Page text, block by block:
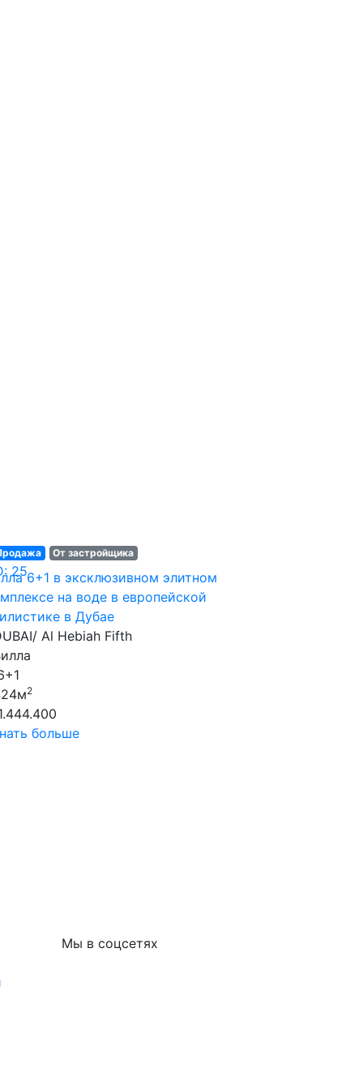
От застройщика
256+1 в эксклюзивном элитном
на воде в европейской
в Дубае
Al Hebiah Fifth
2
больше
Мы в соцсетях